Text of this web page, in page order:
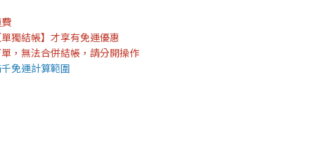
獨結帳】才享有免運優惠
，無法合併結帳，請分開操作
免運計算範圍